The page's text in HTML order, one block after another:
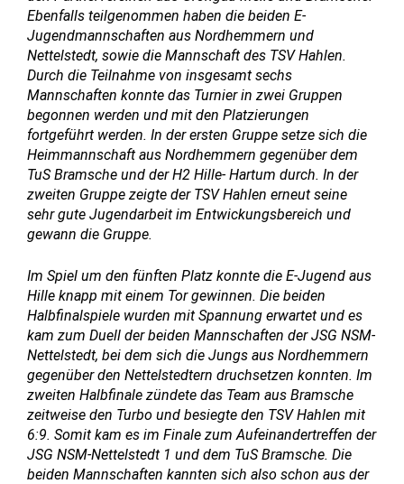
Ebenfalls teilgenommen haben die beiden E-
Jugendmannschaften aus Nordhemmern und
Nettelstedt, sowie die Mannschaft des TSV Hahlen.
Durch die Teilnahme von insgesamt sechs
Mannschaften konnte das Turnier in zwei Gruppen
begonnen werden und mit den Platzierungen
fortgeführt werden. In der ersten Gruppe setze sich die
Heimmannschaft aus Nordhemmern gegenüber dem
TuS Bramsche und der H2 Hille- Hartum durch. In der
zweiten Gruppe zeigte der TSV Hahlen erneut seine
sehr gute Jugendarbeit im Entwickungsbereich und
gewann die Gruppe.
Im Spiel um den fünften Platz konnte die E-Jugend aus
Hille knapp mit einem Tor gewinnen. Die beiden
Halbfinalspiele wurden mit Spannung erwartet und es
kam zum Duell der beiden Mannschaften der JSG NSM-
Nettelstedt, bei dem sich die Jungs aus Nordhemmern
gegenüber den Nettelstedtern druchsetzen konnten. Im
zweiten Halbfinale zündete das Team aus Bramsche
zeitweise den Turbo und besiegte den TSV Hahlen mit
6:9. Somit kam es im Finale zum Aufeinandertreffen der
JSG NSM-Nettelstedt 1 und dem TuS Bramsche. Die
beiden Mannschaften kannten sich also schon aus der